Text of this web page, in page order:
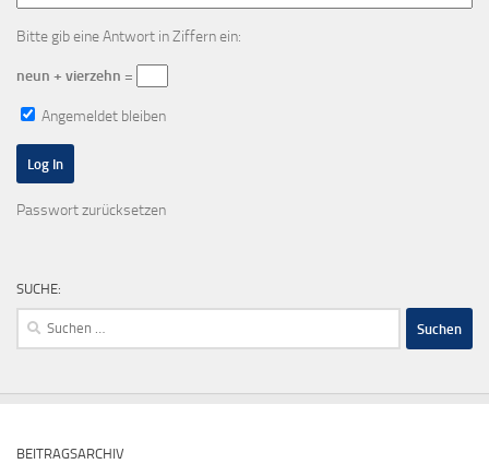
Bitte gib eine Antwort in Ziffern ein:
neun + vierzehn =
Angemeldet bleiben
Passwort zurücksetzen
SUCHE:
Suchen
BEITRAGSARCHIV